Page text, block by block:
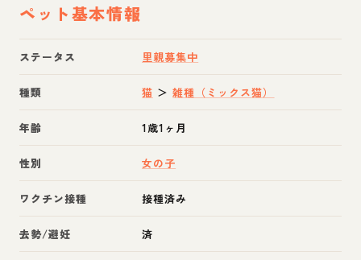
ペット基本情報
ステータス 里親募集中
種類 猫 ＞雑種（ミックス猫）
年齢 1歳1ヶ月
性別 女の子
ワクチン接種 接種済み
去勢/避妊 済